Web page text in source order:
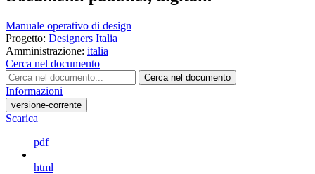
Manuale operativo di design
Progetto: Designers Italia
Amministrazione: italia
Cerca nel documento
Cerca nel documento
Informazioni
versione-corrente
Scarica
pdf
html